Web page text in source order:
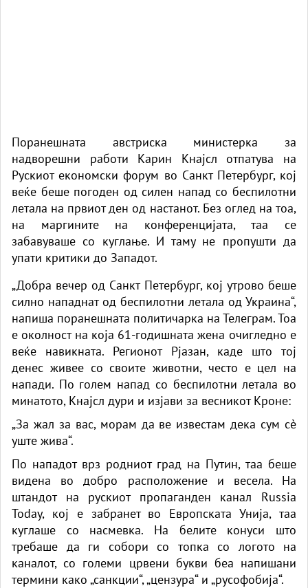
Поранешната австриска министерка за
надворешни работи Карин Кнајсл отпатува на
Рускиот економски форум во Санкт Петербург, кој
веќе беше погоден од силен напад со беспилотни
летала на првиот ден од настанот. Без оглед на тоа,
на маргините на конференцијата, таа се
забавуваше со куглање. И таму не пропушти да
упати критики до Западот.
„Добра вечер од Санкт Петербург, кој утрово беше
силно нападнат од беспилотни летала од Украина“,
напиша поранешната политичарка на Телеграм. Тоа
е околност на која 61-годишната жена очигледно е
веќе навикната. Регионот Рјазан, каде што тој
денес живее со своите животни, често е цел на
напади. По голем напад со беспилотни летала во
минатото, Кнајсл дури и изјави за весникотКроне:
„За жал за вас, морам да ве известам дека сум сè
уште жива“.
По нападот врз родниот град на Путин, таа беше
видена во добро расположение и весела. На
штандот на рускиот пропаганден канал Russia
Today, кој е забранет во Европската Унија, таа
куглаше со насмевка. На белите конуси што
требаше да ги собори со топка со логото на
каналот, со големи црвени букви беа напишани
термини како „санкции“, „цензура“ и „русофобија“.